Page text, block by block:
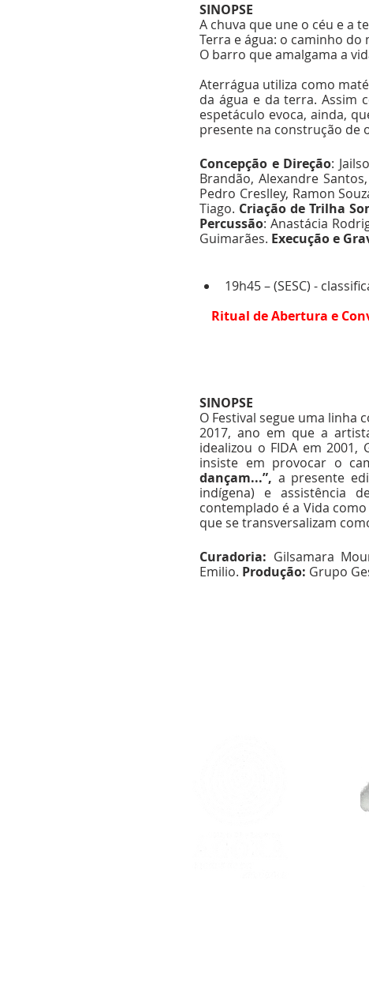
SINOPSE
A chuva que une o céu e a
Terra e água: o caminho do
O barro que amalgama a
Aterrágua utiliza como
da água e da terra. Assim
espetáculo evoca, ainda,
presente na construção de
Concepção e Direção:
Brandão, Alexandre
Pedro Creslley, Ramon
Tiago. Criação de Trilha
Percussão: Anastácia
Guimarães. Execução e
19h45 – (SESC) -
Ritual de Abertura e
SINOPSE
O Festival segue uma linha
2017, ano em que a
idealizou o FIDA em
insiste em provocar o
dançam...”, a presente
indígena) e assistência
contemplado é a Vida
que se transversalizam
Curadoria: Gilsamara
Emilio. Produção: Grupo